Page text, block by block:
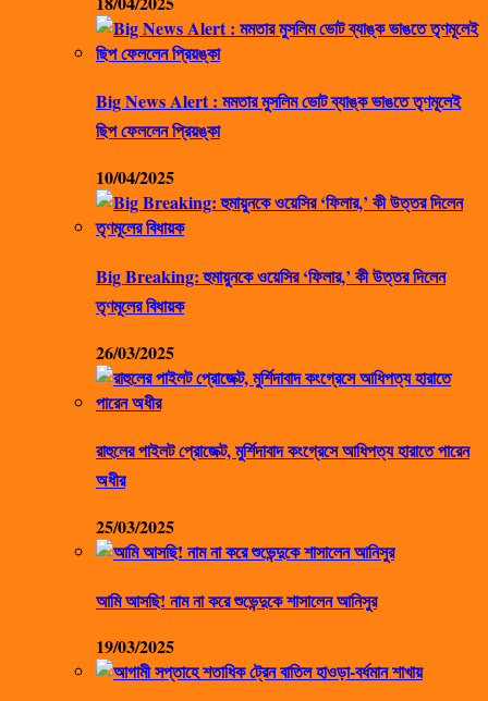
Big News Alert : মমতার মুসলিম ভোট ব্যাঙ্ক ভাঙতে তৃণমূলেই
ছিপ ফেললেন প্রিয়ঙ্কা
10/04/2025
Big Breaking: হুমায়ুনকে ওয়েসির ‘ফিলার,’ কী উত্তর দিলেন
তৃণমূলের বিধায়ক
26/03/2025
রাহুলের পাইলট প্রোজেক্ট, মুর্শিদাবাদ কংগ্রেসে আধিপত্য হারাতে পারেন
অধীর
25/03/2025
আমি আসছি! নাম না করে শুভেন্দুকে শাসালেন আনিসুর
19/03/2025